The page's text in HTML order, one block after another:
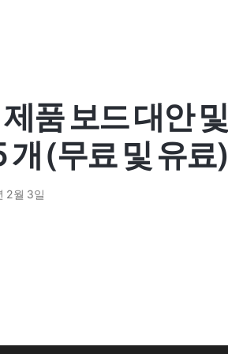
품 보드 대안 및
(무료 및 유료)
2월 3일